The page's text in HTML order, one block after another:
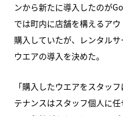
ンから新たに導入したのが
では町内に店舗を構えるア
購入していたが、レンタル
ウエアの導入を決めた。
「購入したウエアをスタッ
テナンスはスタッフ個人に